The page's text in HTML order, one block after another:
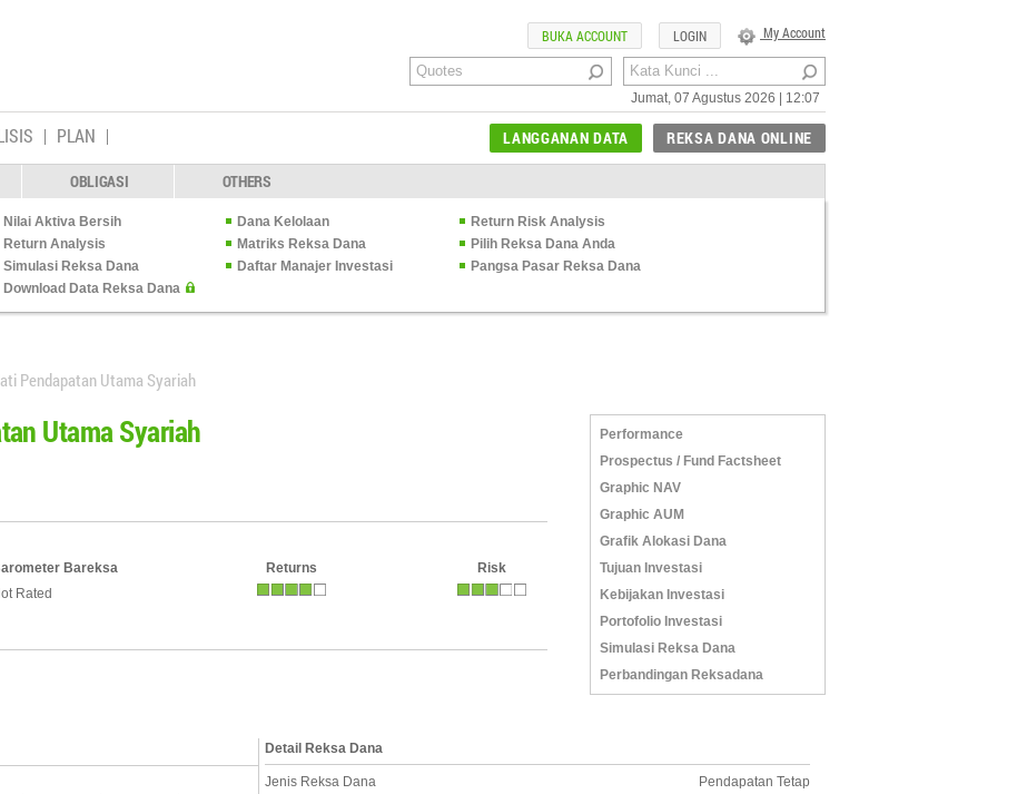
Jumat, 07 Agustus 2026 | 12:07
My Account
LOGIN
BUKA ACCOUNT
PLAN REKSA DANA ONLINE
LANGGANAN DATA
OBLIGASI OTHERS
Nilai Aktiva Bersih Dana Kelolaan
Return Risk Analysis
Return Analysis Matriks Reksa Dana
Pilih Reksa Dana Anda
Simulasi Reksa Dana Daftar Manajer Investasi
Pangsa Pasar Reksa Dana
Download Data Reksa Dana
Pendapatan Utama Syariah
Utama Syariah
Bareksa
Rated
Returns Risk
Performance
Prospectus / Fund Factsheet
Graphic NAV
Graphic AUM
Grafik Alokasi Dana
Tujuan Investasi
Kebijakan Investasi
Portofolio Investasi
Simulasi Reksa Dana
Perbandingan Reksadana
Detail Reksa Dana
Jenis Reksa Dana
Pendapatan Tetap